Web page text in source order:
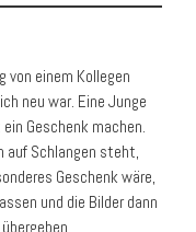
von einem Kollegen
neu war. Eine Junge
Geschenk machen.
auf Schlangen steht,
Geschenk wäre,
und die Bilder dann